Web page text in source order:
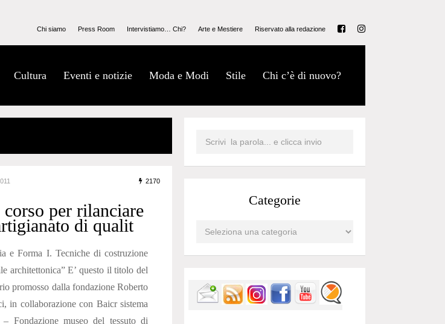
Chi siamo Press Room Intervistiamo… Chi? Arte e Mestiere Riservato alla redazione
Cultura Eventi e notizie Moda e Modi Stile Chi c’è di nuovo?
2170
per rilanciare
di qualit
e Forma I. Tecniche di costruzione
architettonica” E’ questo il titolo del
promosso dalla fondazione Roberto
in collaborazione con Baicr sistema
– Fondazione museo del tessuto di
Categorie